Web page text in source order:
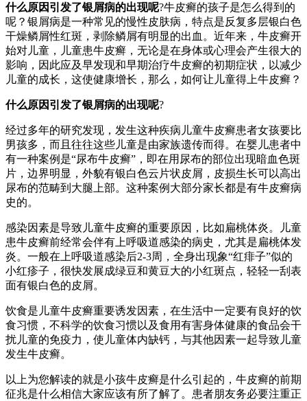
什么原因引发了银屑病的出现呢?牛皮癣的孩子是怎么得到的
呢？银屑病是一种常见的慢性皮肤病，特点是反复多层银白色
干燥鳞屑性红斑，剥除鳞屑有明显的出血。近年来，牛皮癣开
始对儿童，儿童患牛皮癣，无论是在身体或心理会产生很大的
影响，因此应及早发现和早期治疗牛皮癣的初期症状，以减少
儿童的成长，这使健康增长，那么，如何让儿童得上牛皮癣？
什么原因引发了银屑病的出现呢?
经过多年的研究发现，发生这种疾病儿童牛皮癣患者女孩要比
男孩多，而且往往这些儿童是由家族遗传而得。在婴儿患者中
有一种案例是“尿布牛皮癣”，即在用尿布的部位出现暗血色斑
片，边界明显，外貌有银白色云片状皮屑，皮损生长可以高出
尿布的范畴到大腿上部。这种案例大部分家长都是有牛皮癣病
史的。
感染因素是导致儿童牛皮癣的重要原因，比如扁桃体炎。儿童
患牛皮癣前经常会伴有上呼吸道感染的病史，尤其是扁桃体发
炎。一般在上呼吸道感染后2-3周，全身出现象“红痱子”似的
小红疹子，很快发展成绿豆和黄豆大的小红斑点，轻轻一刮表
面有银白色的皮屑。
饮食是儿童牛皮癣重要诱发因素，在生活中一定要有良好的饮
食习惯，不科学的饮食习惯以及食用有害身体健康的食品会干
扰儿童的免疫力，使儿童体内缺钙，与其他因素一起导致儿童
发生牛皮癣。
以上为您解读的就是小孩牛皮癣是什么引起的，牛皮癣的前期
征兆是什么相信大家应该有所了解了。患者朋友务必要注重正